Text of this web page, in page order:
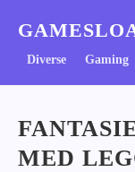
Diverse Gaming
MED